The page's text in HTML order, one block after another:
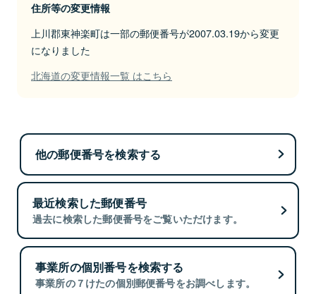
住所等の変更情報
上川郡東神楽町は一部の郵便番号が2007.03.19から変更
になりました
北海道の変更情報一覧 はこちら
他の郵便番号を検索する
最近検索した郵便番号
過去に検索した郵便番号をご覧いただけます。
事業所の個別番号を検索する
事業所の７けたの個別郵便番号をお調べします。